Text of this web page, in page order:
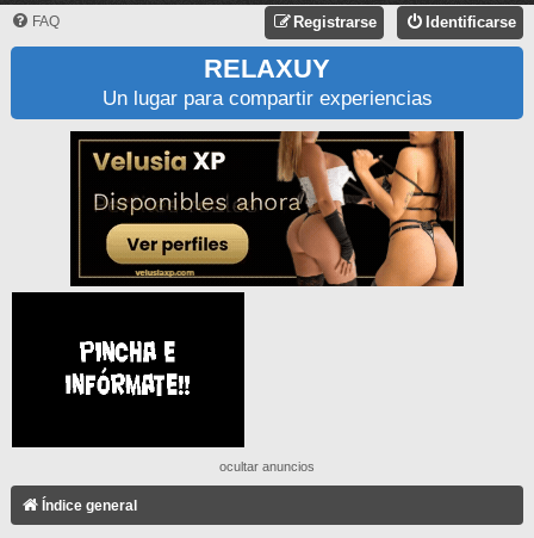
FAQ Identificarse
Registrarse
RELAXUY
Un lugar para compartir experiencias
ocultar anuncios
Índice general